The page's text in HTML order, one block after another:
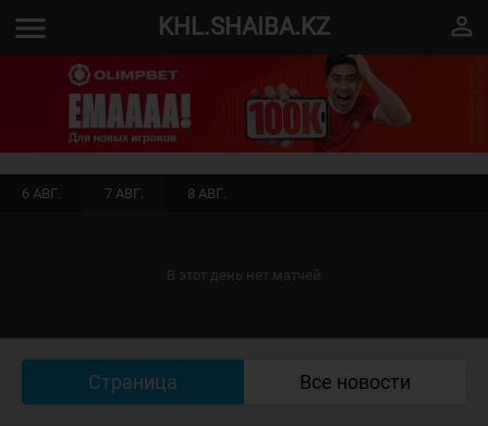
menu KHL.SHAIBA.KZ perm_identity
6 АВГ. 7 АВГ. 8 АВГ.
В этот день нет матчей
Страница Все новости